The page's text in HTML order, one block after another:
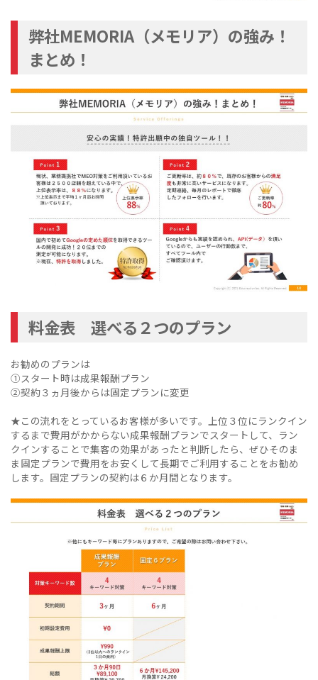
弊社MEMORIA（メモリア）の強み！
まとめ！
料金表 選べる２つのプラン
お勧めのプランは
①スタート時は成果報酬プラン
②契約３ヵ月後からは固定プランに変更
★この流れをとっているお客様が多いです。上位３位にランクイン
するまで費用がかからない成果報酬プランでスタートして、ラン
クインすることで集客の効果があったと判断したら、ぜひそのま
ま固定プランで費用をお安くして長期でご利用することをお勧め
します。固定プランの契約は６か月間となります。